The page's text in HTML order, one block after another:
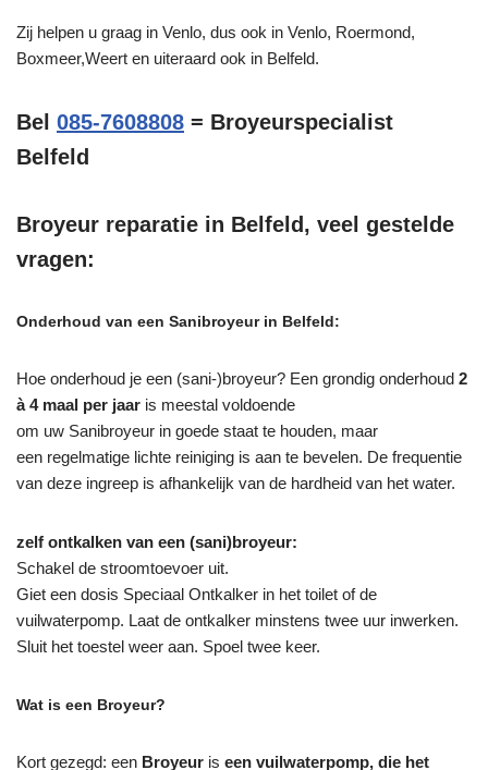
Zij helpen u graag in Venlo, dus ook in Venlo, Roermond,
Boxmeer,Weert en uiteraard ook in Belfeld.
Bel 085-7608808 = Broyeurspecialist
Belfeld
Broyeur reparatie in Belfeld, veel gestelde
vragen:
Onderhoud van een Sanibroyeur in Belfeld:
Hoe onderhoud je een (sani-)broyeur? Een grondig onderhoud 2
à 4 maal per jaar is meestal voldoende
om uw Sanibroyeur in goede staat te houden, maar
een regelmatige lichte reiniging is aan te bevelen. De frequentie
van deze ingreep is afhankelijk van de hardheid van het water.
zelf ontkalken van een (sani)broyeur:
Schakel de stroomtoevoer uit.
Giet een dosis Speciaal Ontkalker in het toilet of de
vuilwaterpomp. Laat de ontkalker minstens twee uur inwerken.
Sluit het toestel weer aan. Spoel twee keer.
Wat is een Broyeur?
Kort gezegd: een Broyeur is een vuilwaterpomp, die het